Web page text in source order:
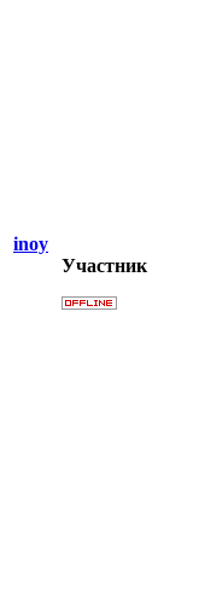
inoy
Участник